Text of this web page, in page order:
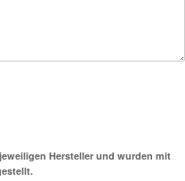
Hersteller und wurden mit